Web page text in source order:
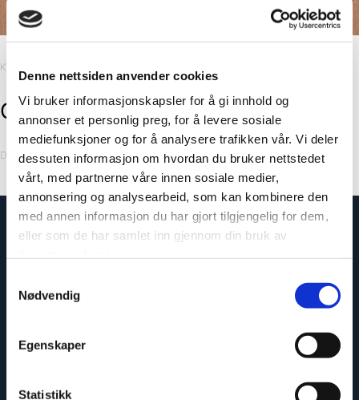
Denne nettsiden anvender cookies
Vi bruker informasjonskapsler for å gi innhold og
annonser et personlig preg, for å levere sosiale
mediefunksjoner og for å analysere trafikken vår. Vi deler
dessuten informasjon om hvordan du bruker nettstedet
vårt, med partnerne våre innen sosiale medier,
annonsering og analysearbeid, som kan kombinere den
med annen informasjon du har gjort tilgjengelig for dem,
eller som de har samlet inn gjennom din bruk av
Nødvendig
Egenskaper
Statistikk
Kitchen Board
Copper
Decor Code: 5006K00